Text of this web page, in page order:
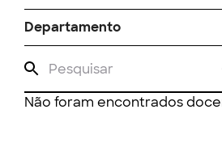
Departamento
Não foram encontrados